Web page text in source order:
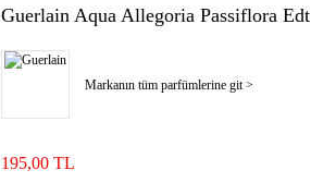
Guerlain Aqua Allegoria Passiflora Edt
Markanın tüm parfümlerine git >
195,00 TL